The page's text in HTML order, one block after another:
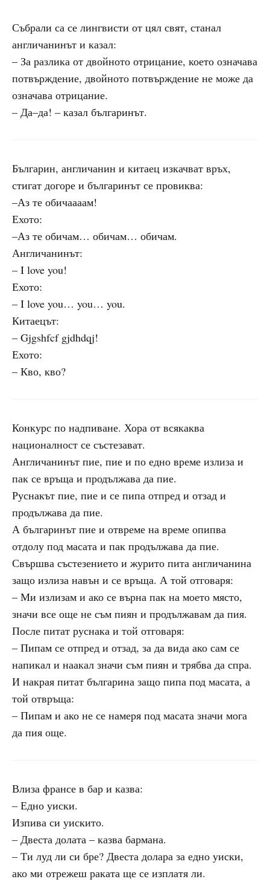
Събрали са се лингвисти от цял свят, станал
англичанинът и казал:
– За разлика от двойното отрицание, което означава
потвърждение, двойното потвърждение не може да
означава отрицание.
– Да–да! – казал българинът.
Българин, англичанин и китаец изкачват връх,
стигат догоре и българинът се провиква:
–Аз те обичаааам!
Ехото:
–Аз те обичам… обичам… обичам.
Англичанинът:
– I love you!
Ехото:
– I love you… you… you.
Китаецът:
– Gjgshfcf gjdhdqj!
Ехото:
– Кво, кво?
Конкурс по надпиване. Хора от всякаква
националност се състезават.
Англичанинът пие, пие и по едно време излиза и
пак се връща и продължава да пие.
Руснакът пие, пие и се пипа отпред и отзад и
продължава да пие.
А българинът пие и отвреме на време опипва
отдолу под масата и пак продължава да пие.
Свършва състезението и журито пита англичанина
защо излиза навън и се връща. А той отговаря:
– Ми излизам и ако се върна пак на моето място,
значи все още не съм пиян и продължавам да пия.
После питат руснака и той отговаря:
– Пипам се отпред и отзад, за да вида ако сам се
напикал и наакал значи съм пиян и трябва да спра.
И накрая питат българина защо пипа под масата, а
той отвръща:
– Пипам и ако не се намеря под масата значи мога
да пия още.
Влиза франсе в бар и казва:
– Едно уиски.
Изпива си уискито.
– Двеста долата – казва бармана.
– Ти луд ли си бре? Двеста долара за едно уиски,
ако ми отрежеш раката ще се изплатя ли.